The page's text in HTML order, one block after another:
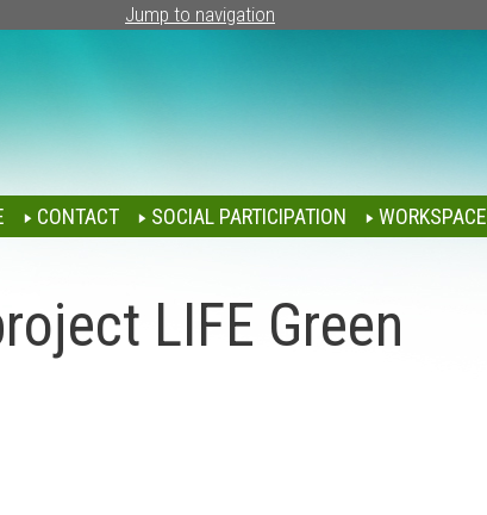
Jump to navigation
CONTACT SOCIAL PARTICIPATION WORKSPACE
LIFE Green